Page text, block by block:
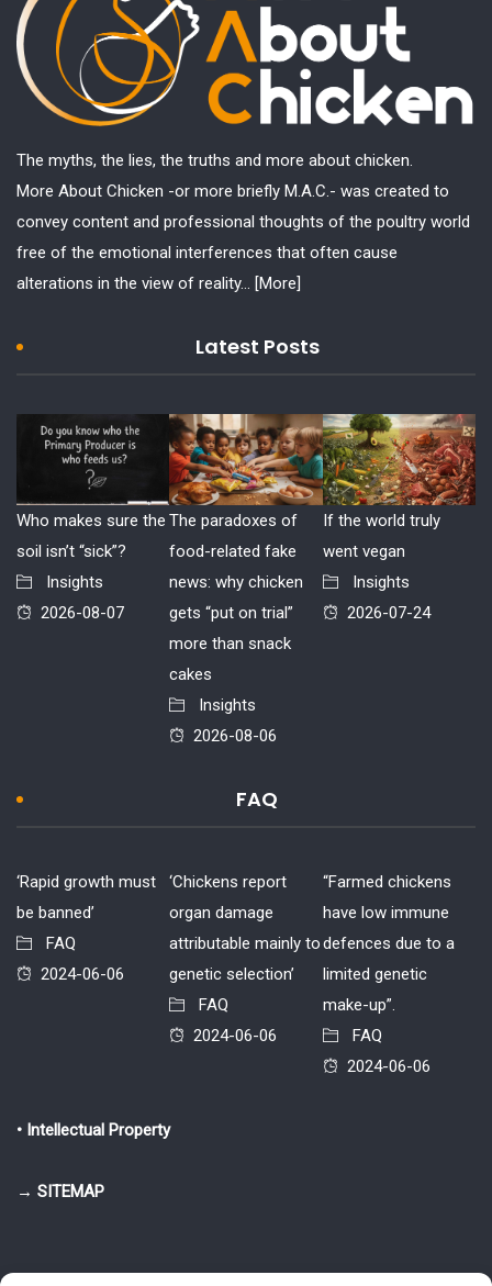
The myths, the lies, the truths and more about chicken.
More About Chicken -or more briefly M.A.C.- was created to
convey content and professional thoughts of the poultry world
free of the emotional interferences that often cause
alterations in the view of reality... [More]
Latest Posts
Who makes sure the
soil isn’t “sick”?
Insights
2026-08-07
The paradoxes of
food-related fake
news: why chicken
gets “put on trial”
more than snack
cakes
Insights
2026-08-06
If the world truly
went vegan
Insights
2026-07-24
FAQ
‘Rapid growth must
be banned’
FAQ
2024-06-06
‘Chickens report
organ damage
attributable mainly to
genetic selection’
FAQ
2024-06-06
“Farmed chickens
have low immune
defences due to a
limited genetic
make-up”.
FAQ
2024-06-06
• Intellectual Property
→ SITEMAP